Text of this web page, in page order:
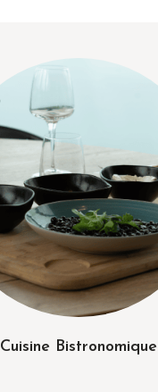
Cuisine Bistronomique